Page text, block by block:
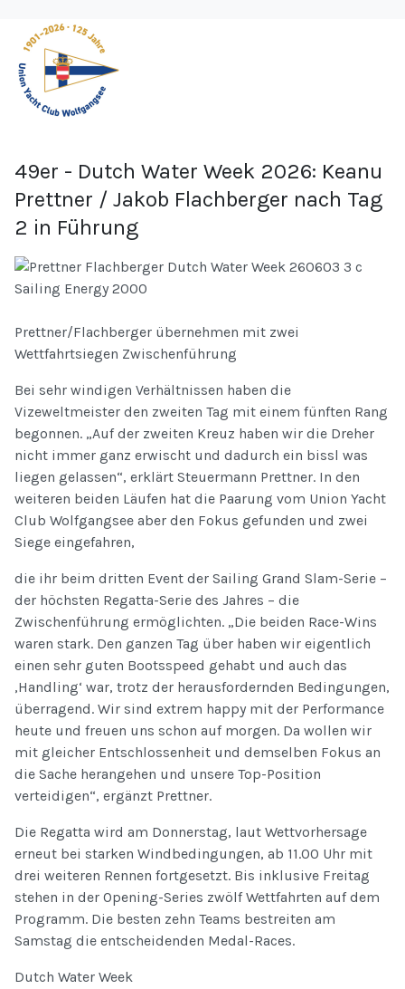
49er - Dutch Water Week 2026: Keanu
Prettner / Jakob Flachberger nach Tag
2 in Führung
Prettner/Flachberger übernehmen mit zwei
Wettfahrtsiegen Zwischenführung
Bei sehr windigen Verhältnissen haben die
Vizeweltmeister den zweiten Tag mit einem fünften Rang
begonnen. „Auf der zweiten Kreuz haben wir die Dreher
nicht immer ganz erwischt und dadurch ein bissl was
liegen gelassen“, erklärt Steuermann Prettner. In den
weiteren beiden Läufen hat die Paarung vom Union Yacht
Club Wolfgangsee aber den Fokus gefunden und zwei
Siege eingefahren,
die ihr beim dritten Event der Sailing Grand Slam-Serie –
der höchsten Regatta-Serie des Jahres – die
Zwischenführung ermöglichten. „Die beiden Race-Wins
waren stark. Den ganzen Tag über haben wir eigentlich
einen sehr guten Bootsspeed gehabt und auch das
‚Handling‘ war, trotz der herausfordernden Bedingungen,
überragend. Wir sind extrem happy mit der Performance
heute und freuen uns schon auf morgen. Da wollen wir
mit gleicher Entschlossenheit und demselben Fokus an
die Sache herangehen und unsere Top-Position
verteidigen“, ergänzt Prettner.
Die Regatta wird am Donnerstag, laut Wettvorhersage
erneut bei starken Windbedingungen, ab 11.00 Uhr mit
drei weiteren Rennen fortgesetzt. Bis inklusive Freitag
stehen in der Opening-Series zwölf Wettfahrten auf dem
Programm. Die besten zehn Teams bestreiten am
Samstag die entscheidenden Medal-Races.
Dutch Water Week